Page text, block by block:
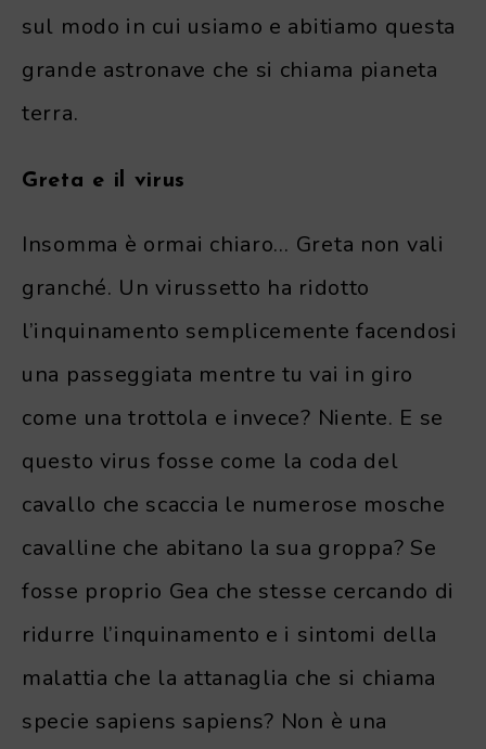
sul modo in cui usiamo e abitiamo questa
grande astronave che si chiama pianeta
terra.
Greta e il virus
Insomma è ormai chiaro… Greta non vali
granché. Un virussetto ha ridotto
l’inquinamento semplicemente facendosi
una passeggiata mentre tu vai in giro
come una trottola e invece? Niente. E se
questo virus fosse come la coda del
cavallo che scaccia le numerose mosche
cavalline che abitano la sua groppa? Se
fosse proprio Gea che stesse cercando di
ridurre l’inquinamento e i sintomi della
malattia che la attanaglia che si chiama
specie sapiens sapiens? Non è una